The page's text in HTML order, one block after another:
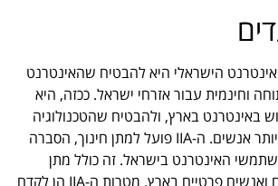
הישראלי היא להבטיח שהאינטרנט
וחינמית עבור אזרחי ישראל. ככזה, היא
באינטרנט בארץ, ולהבטיח שהטכנולוגיה
תהיה זמינה לכמה שיותר אנשים. ה-IIA פועל למתן חינוך, הסברה
האינטרנט בישראל. זה כולל מתן
תמיכה לעסקים, יזמים ואנשים פרטיים בארץ. מטרות ה-IIA הן לקדם